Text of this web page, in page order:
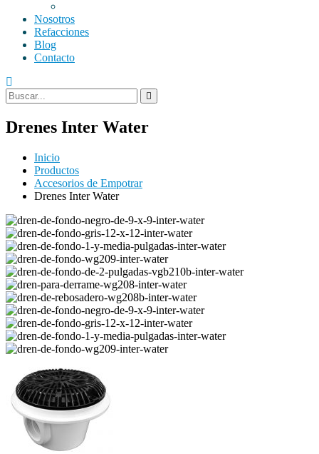
Nosotros
Refacciones
Blog
Contacto
Drenes Inter Water
Inicio
Productos
Accesorios de Empotrar
Drenes Inter Water